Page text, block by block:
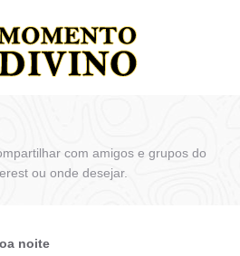
com amigos e grupos do
ou onde desejar.
noite